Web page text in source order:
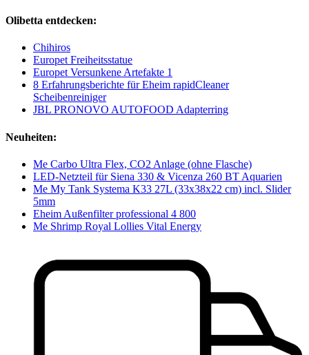
Olibetta entdecken:
Chihiros
Europet Freiheitsstatue
Europet Versunkene Artefakte 1
8 Erfahrungsberichte für Eheim rapidCleaner
Scheibenreiniger
JBL PRONOVO AUTOFOOD Adapterring
Neuheiten:
Me Carbo Ultra Flex, CO2 Anlage (ohne Flasche)
LED-Netzteil für Siena 330 & Vicenza 260 BT Aquarien
Me My Tank Systema K33 27L (33x38x22 cm) incl. Slider
5mm
Eheim Außenfilter professional 4 800
Me Shrimp Royal Lollies Vital Energy